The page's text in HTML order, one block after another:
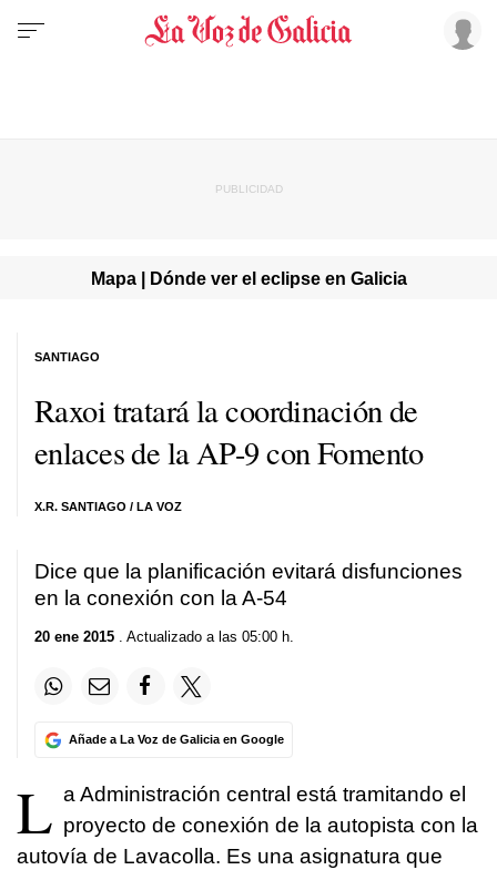
Mapa | Dónde ver el eclipse en Galicia
Raxoi tratará la coordinación de
enlaces de la AP-9 con Fomento
X.R. SANTIAGO / LA VOZ
SANTIAGO
Dice que la planificación evitará disfunciones
en la conexión con la A-54
20 ene 2015 . Actualizado a las 05:00 h.
Añade a La Voz de Galicia en Google
L a Administración central está tramitando el
proyecto de conexión de la autopista con la
autovía de Lavacolla. Es una asignatura que